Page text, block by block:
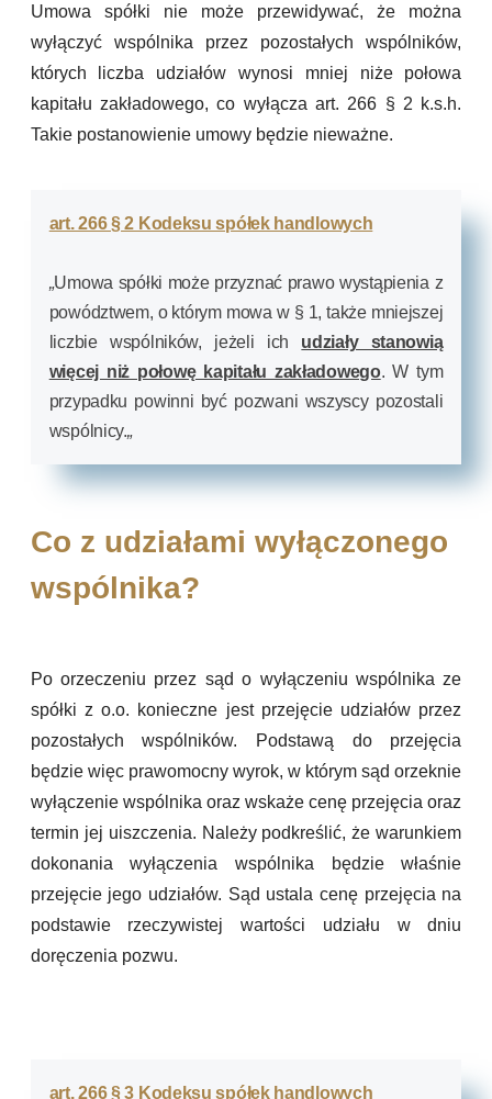
Umowa spółki nie może przewidywać, że można
wyłączyć wspólnika przez pozostałych wspólników,
których liczba udziałów wynosi mniej niże połowa
kapitału zakładowego, co wyłącza art. 266 § 2 k.s.h.
Takie postanowienie umowy będzie nieważne.
art. 266 § 2 Kodeksu spółek handlowych
„Umowa spółki może przyznać prawo wystąpienia z
powództwem, o którym mowa w § 1, także mniejszej
liczbie wspólników, jeżeli ich udziały stanowią
więcej niż połowę kapitału zakładowego. W tym
przypadku powinni być pozwani wszyscy pozostali
wspólnicy.„
Co z udziałami wyłączonego
wspólnika?
Po orzeczeniu przez sąd o wyłączeniu wspólnika ze
spółki z o.o. konieczne jest przejęcie udziałów przez
pozostałych wspólników. Podstawą do przejęcia
będzie więc prawomocny wyrok, w którym sąd orzeknie
wyłączenie wspólnika oraz wskaże cenę przejęcia oraz
termin jej uiszczenia. Należy podkreślić, że warunkiem
dokonania wyłączenia wspólnika będzie właśnie
przejęcie jego udziałów. Sąd ustala cenę przejęcia na
podstawie rzeczywistej wartości udziału w dniu
doręczenia pozwu.
art. 266 § 3 Kodeksu spółek handlowych